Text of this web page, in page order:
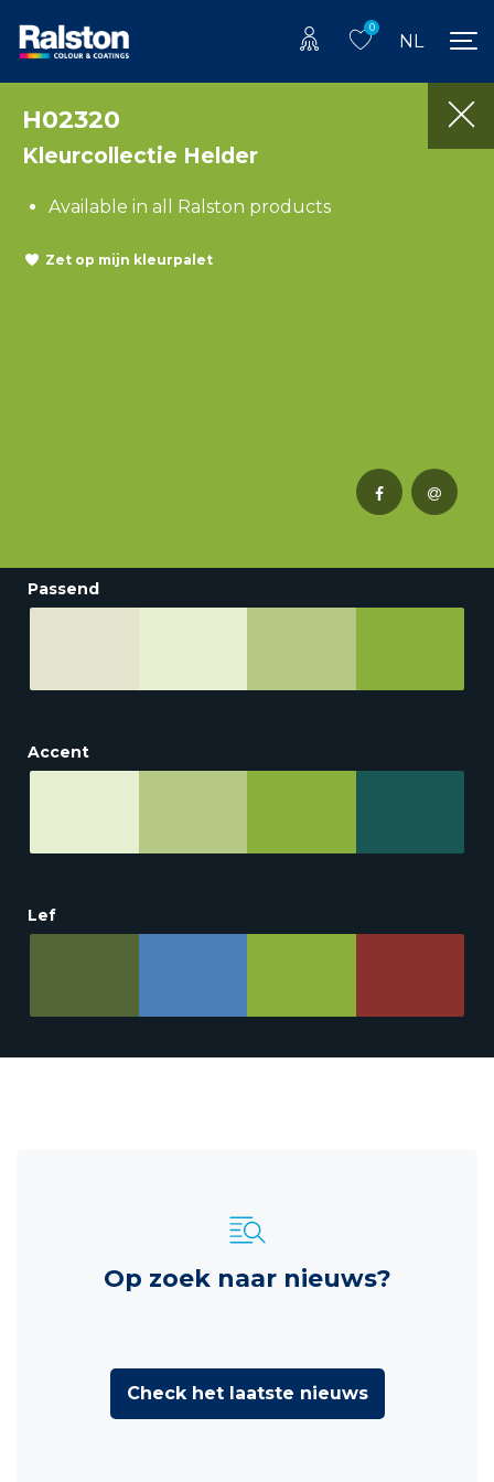
0
NL
H02320
Kleurcollectie Helder
Available in all Ralston products
Zet op mijn kleurpalet
Passend
Accent
Lef
Op zoek naar nieuws?
Check het laatste nieuws